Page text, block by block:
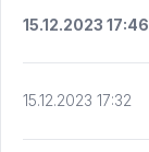
15.12.2023 17:46
15.12.2023 17:32